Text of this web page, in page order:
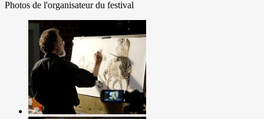
Photos de l'organisateur du festival